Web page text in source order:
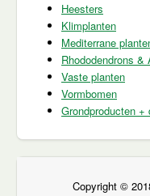
Heesters
Klimplanten
Mediterrane
Rhododendrons &
Vaste planten
Vormbomen
Grondproducten +
Copyright ©